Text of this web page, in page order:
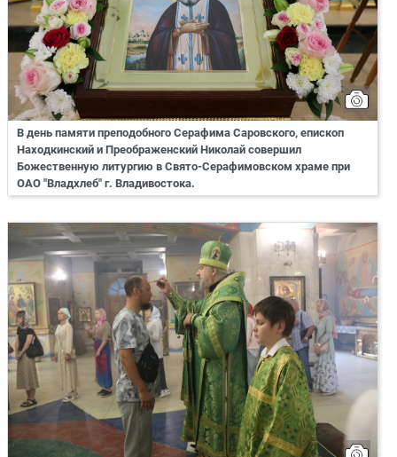
В день памяти преподобного Серафима Саровского, епископ
Находкинский и Преображенский Николай совершил
Божественную литургию в Свято-Серафимовском храме при
ОАО "Владхлеб" г. Владивостока.